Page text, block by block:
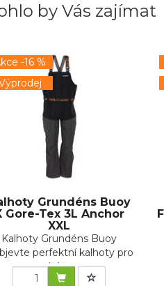
by Vás zajímat
-16 %
Grundéns Buoy
Gore-Tex 3L Anchor
XXL
Kalhoty Grundéns Buoy
perfektní kalhoty pro
rybáře,...